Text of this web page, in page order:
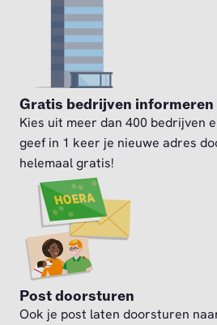
Gratis bedrijven informeren
Kies uit meer dan 400 bedrijven
geef in 1 keer je nieuwe adres
helemaal gratis!
Post doorsturen
Ook je post laten doorsturen